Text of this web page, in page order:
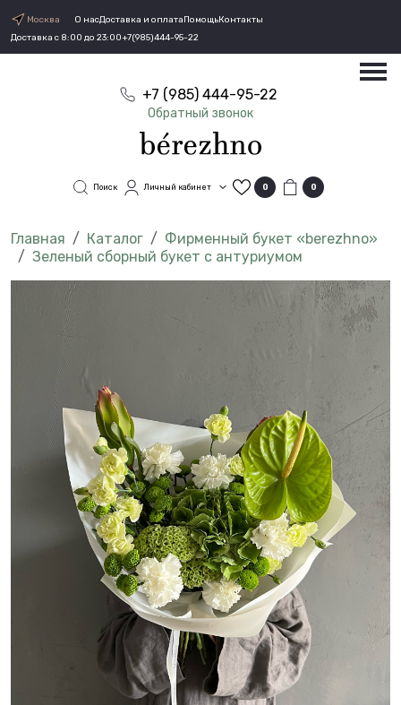
Москва О насДоставка и оплатаПомощьКонтакты
Доставка с 8:00 до 23:00+7(985)444-95-22
+7 (985) 444-95-22
Обратный звонок
Поиск Личный кабинет 0 0
Каталог
Фирменный букет «berezhno»
Зеленый сборный букет с антуриумом